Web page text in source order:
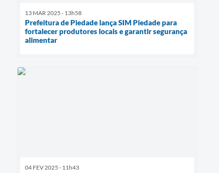
13 MAR 2025 - 13h58
Prefeitura de Piedade lança SIM Piedade para
fortalecer produtores locais e garantir segurança
alimentar
04 FEV 2025 - 11h43